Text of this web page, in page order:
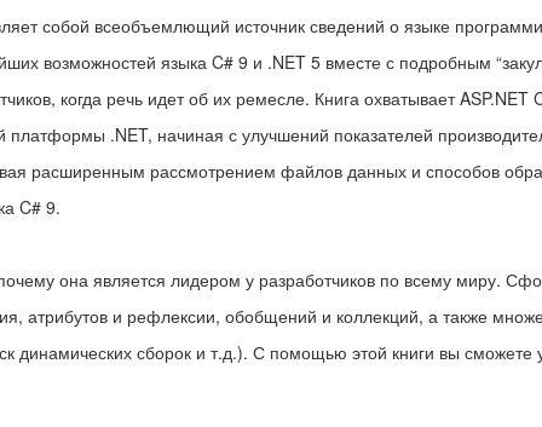
собой всеобъемлющий источник сведений о языке
возможностей языка C# 9 и .NET 5 вместе с подробным
когда речь идет об их ремесле. Книга охватывает
.NET, начиная с улучшений показателей
расширенным рассмотрением файлов данных и способов
C# 9.
почему она является лидером у разработчиков по всему миру.
атрибутов и рефлексии, обобщений и коллекций, а также
динамических сборок и т.д.). С помощью этой книги вы сможете